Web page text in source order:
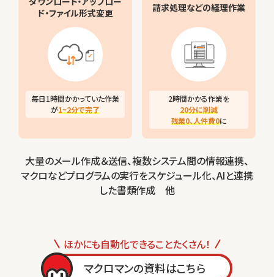
ド・ファイル形式変更
毎日1時間かかっていた作業
が1~2分で完了
請求処理などの経理作業
2時間かかる作業を
20分に削減
残業0、人件費0に
大量のメール作成＆送信、複数システム間の情報連携、
マクロなどプログラムの実行をスケジュール化、AIと連携
した書類作成 他
ほかにも自動化できることたくさん！
マクロマンの資料はこちら